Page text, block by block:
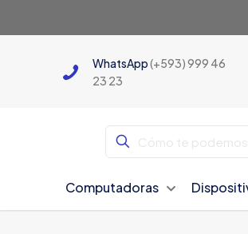
WhatsApp(+593) 999 46
23 23
Computadoras